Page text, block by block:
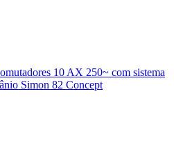
10 AX 250~ com sistema
Simon 82 Concept